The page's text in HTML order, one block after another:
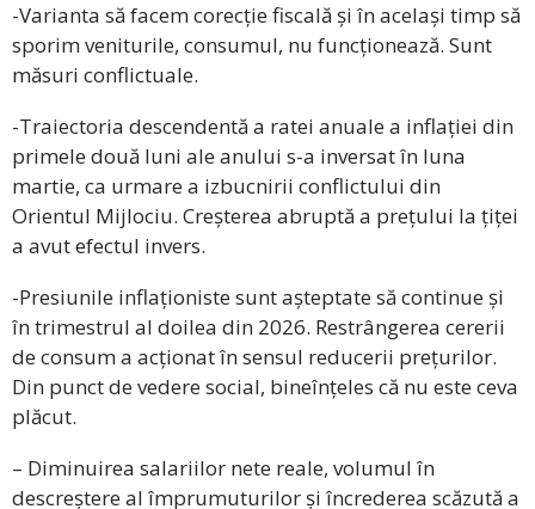
-Varianta să facem corecție fiscală și în același timp să
sporim veniturile, consumul, nu funcționează. Sunt
măsuri conflictuale.
-Traiectoria descendentă a ratei anuale a inflației din
primele două luni ale anului s-a inversat în luna
martie, ca urmare a izbucnirii conflictului din
Orientul Mijlociu. Creșterea abruptă a prețului la țiței
a avut efectul invers.
-Presiunile inflaționiste sunt așteptate să continue și
în trimestrul al doilea din 2026. Restrângerea cererii
de consum a acționat în sensul reducerii prețurilor.
Din punct de vedere social, bineînțeles că nu este ceva
plăcut.
– Diminuirea salariilor nete reale, volumul în
descreștere al împrumuturilor și încrederea scăzută a